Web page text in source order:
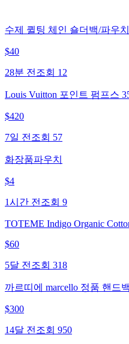
수제 퀼팅 체인 숄더백/파우치
$40
28분 전 조회 12
Louis Vuitton 포인트 펌프스
$420
7일 전 조회 57
화장품파우치
$4
1시간 전 조회 9
TOTEME Indigo Organic
$60
5달 전 조회 318
까르띠에 marcello 정품 핸드백
$300
14달 전 조회 950